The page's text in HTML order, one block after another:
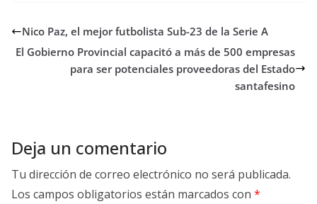
Nico Paz, el mejor futbolista Sub-23 de la Serie A
El Gobierno Provincial capacitó a más de 500 empresas
para ser potenciales proveedoras del Estado
santafesino
Deja un comentario
Tu dirección de correo electrónico no será publicada.
Los campos obligatorios están marcados con *